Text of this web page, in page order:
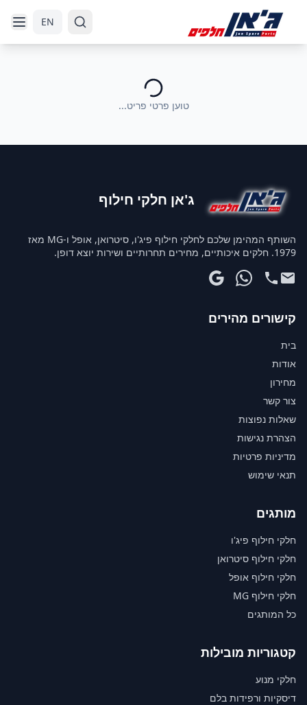
EN
טוען פרטי פריט...
ג'אן חלקי חילוף
השותף המהימן שלכם לחלקי חילוף פיג'ו, סיטרואן, אופל ו-MG מאז
1979. חלקים איכותיים, מחירים תחרותיים ושירות יוצא דופן.
קישורים מהירים
בית
אודות
מחירון
צור קשר
שאלות נפוצות
הצהרת נגישות
מדיניות פרטיות
תנאי שימוש
מותגים
חלקי חילוף פיג'ו
חלקי חילוף סיטרואן
חלקי חילוף אופל
חלקי חילוף MG
כל המותגים
קטגוריות מובילות
חלקי מנוע
דיסקיות ורפידות בלם